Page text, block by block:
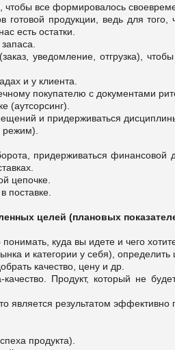
чтобы все формировалось
готовой продукции, ведь для
есть остатки.
уведомление, отгрузка),
и у клиента.
покупателю с документами
(аутсорсинг).
и придерживаться
режим).
придерживаться финансовой
цепочке.
поставке.
целей (плановых
куда вы идете и чего хотите
и категории у себя),
качество, цену и др.
Продукт, который не
является результатом
продукта).